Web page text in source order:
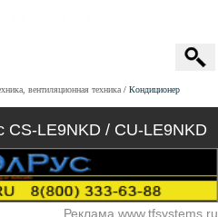
вентиляционная техника
Кондиционер
CS-LE9NKD / CU-LE9NKD
Реклама www.tfsystems.ru